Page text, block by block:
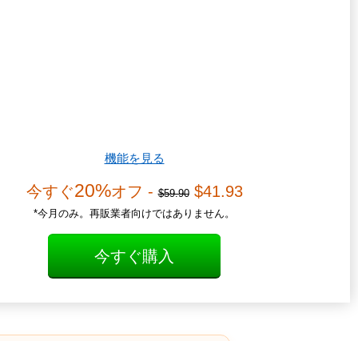
機能を見る
今すぐ20%オフ -$59.90$41.93
*今月のみ。再販業者向けではありません。
今すぐ購入